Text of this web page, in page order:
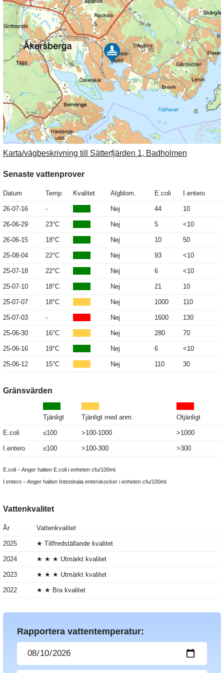
Karta/vägbeskrivning till Sätterfjärden 1, Badholmen
Senaste vattenprover
Datum Temp Kvalitet Algblom. E.coli I.entero
26-07-16 - Nej 44 10
26-06-29 23°C Nej 5 <10
26-06-15 18°C Nej 10 50
25-08-04 22°C Nej 93 <10
25-07-18 22°C Nej 6 <10
25-07-10 18°C Nej 21 10
25-07-07 18°C Nej 1000 110
25-07-03 - Nej 1600 130
25-06-30 16°C Nej 280 70
25-06-16 19°C Nej 6 <10
25-06-12 15°C Nej 110 30
Gränsvärden
Tjänligt Tjänligt med anm. Otjänligt
E.coli ≤100 >100-1000 >1000
I.entero ≤100 >100-300 >300
E.coli – Anger halten E.coli i enheten cfu/100ml.
I.entero – Anger halten Intestinala enterokocker i enheten cfu/100ml.
Vattenkvalitet
År Vattenkvalitet
2025 ★ Tillfredställande kvalitet
2024 ★ ★ ★ Utmärkt kvalitet
2023 ★ ★ ★ Utmärkt kvalitet
2022 ★ ★ Bra kvalitet
Rapportera vattentemperatur: